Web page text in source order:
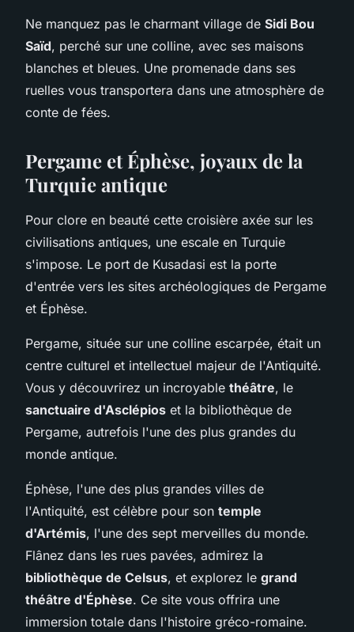
Ne manquez pas le charmant village de Sidi Bou
Saïd, perché sur une colline, avec ses maisons
blanches et bleues. Une promenade dans ses
ruelles vous transportera dans une atmosphère de
conte de fées.
Pergame et Éphèse, joyaux de la
Turquie antique
Pour clore en beauté cette croisière axée sur les
civilisations antiques, une escale en Turquie
s'impose. Le port de Kusadasi est la porte
d'entrée vers les sites archéologiques de Pergame
et Éphèse.
Pergame, située sur une colline escarpée, était un
centre culturel et intellectuel majeur de l'Antiquité.
Vous y découvrirez un incroyable théâtre, le
sanctuaire d'Asclépios et la bibliothèque de
Pergame, autrefois l'une des plus grandes du
monde antique.
Éphèse, l'une des plus grandes villes de
l'Antiquité, est célèbre pour son temple
d'Artémis, l'une des sept merveilles du monde.
Flânez dans les rues pavées, admirez la
bibliothèque de Celsus, et explorez le grand
théâtre d'Éphèse. Ce site vous offrira une
immersion totale dans l'histoire gréco-romaine.